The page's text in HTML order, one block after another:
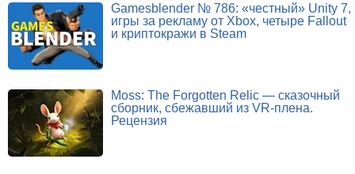
Gamesblender № 786: «честный» Unity 7,
игры за рекламу от Xbox, четыре Fallout
и криптокражи в Steam
Moss: The Forgotten Relic — сказочный
сборник, сбежавший из VR-плена.
Рецензия